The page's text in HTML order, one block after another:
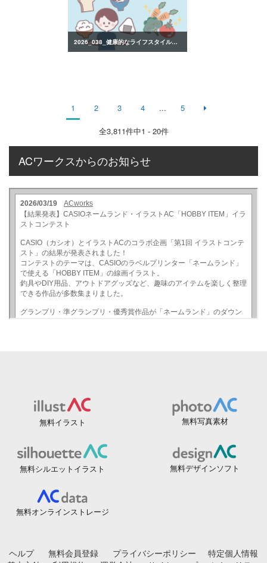
2026_038_健康的なライフスタイルのイラスト
1 2 3 4 ... 5
全3,811件中1 - 20件
ACワークスからのお知らせ
無料イラスト 無料写真素材
無料シルエットイラスト 無料デザインソフト
無料オンラインストレージ
ヘルプ 無料会員登録 プライバシーポリシー
特定個人情報